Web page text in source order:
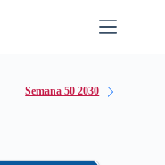
Semana 50 2030